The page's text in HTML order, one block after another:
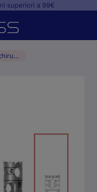
superiori a 99€
Edenta fresa chirurgica di trapanazione a cilindro (1pz) – L10 mm